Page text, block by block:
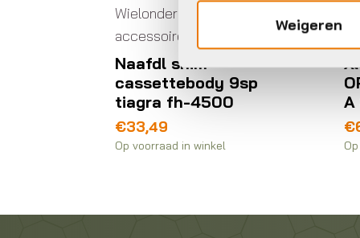
Weigeren
Wielonderdelen en
accessoires
Naafdl shim
cassettebody 9sp
tiagra fh-4500
€33,49
Op voorraad in winkel
A
€